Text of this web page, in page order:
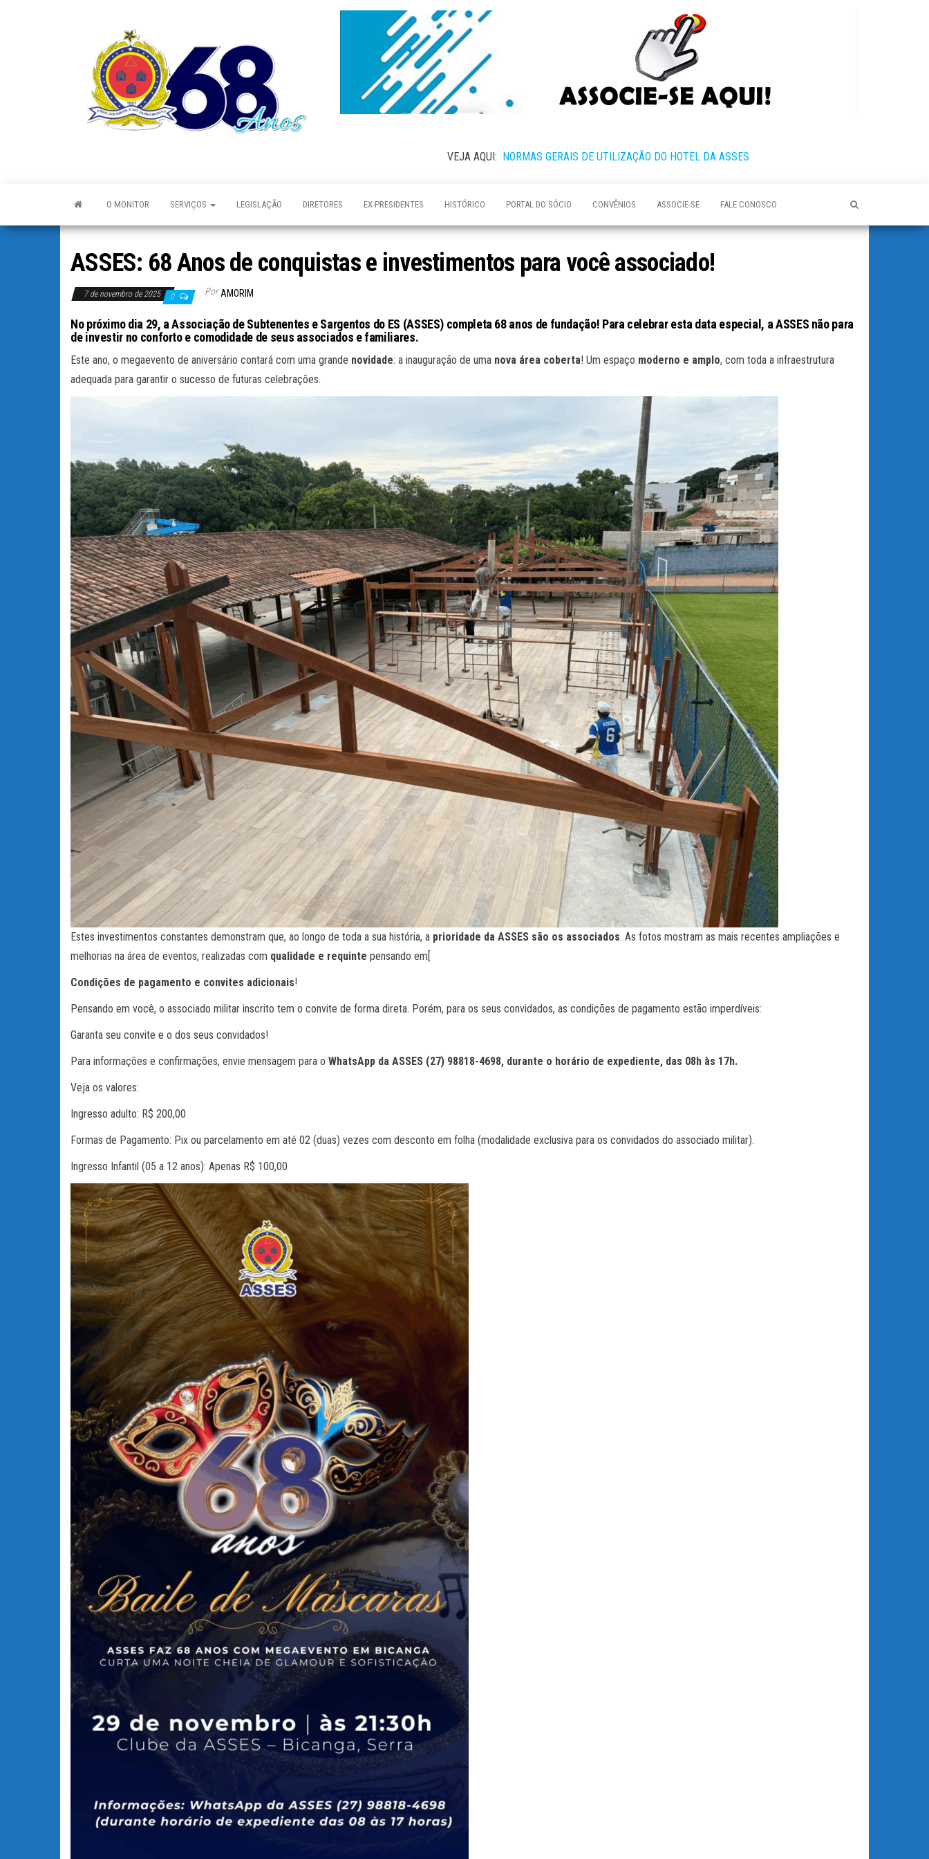
VEJA AQUI: NORMAS GERAIS DE UTILIZAÇÃO DO HOTEL DA ASSES
O MONITOR SERVIÇOS LEGISLAÇÃO DIRETORES EX-PRESIDENTES HISTÓRICO PORTAL DO SÓCIO CONVÊNIOS ASSOCIE-SE FALE CONOSCO
ASSES: 68 Anos de conquistas e investimentos para você associado!
7 de novembro de 2025 0 Por AMORIM
No próximo dia 29, a Associação de Subtenentes e Sargentos do ES (ASSES) completa 68 anos de fundação! Para celebrar esta data especial, a ASSES não para
de investir no conforto e comodidade de seus associados e familiares.
Este ano, o megaevento de aniversário contará com uma grande novidade: a inauguração de uma nova área coberta! Um espaço moderno e amplo, com toda a infraestrutura
adequada para garantir o sucesso de futuras celebrações.
Estes investimentos constantes demonstram que, ao longo de toda a sua história, a prioridade da ASSES são os associados. As fotos mostram as mais recentes ampliações e
melhorias na área de eventos, realizadas com qualidade e requinte pensando em[
Condições de pagamento e convites adicionais!
Pensando em você, o associado militar inscrito tem o convite de forma direta. Porém, para os seus convidados, as condições de pagamento estão imperdíveis:
Garanta seu convite e o dos seus convidados!
Para informações e confirmações, envie mensagem para o WhatsApp da ASSES (27) 98818-4698, durante o horário de expediente, das 08h às 17h.
Veja os valores:
Ingresso adulto: R$ 200,00
Formas de Pagamento: Pix ou parcelamento em até 02 (duas) vezes com desconto em folha (modalidade exclusiva para os convidados do associado militar).
Ingresso Infantil (05 a 12 anos): Apenas R$ 100,00